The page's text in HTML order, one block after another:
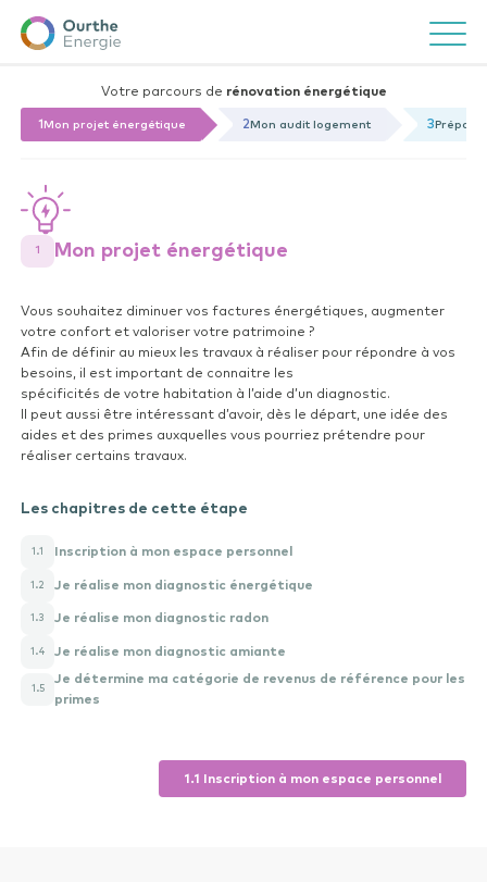
Ourthe
Energie Ouvrir/
Close
Un coup de pouce ?
Effectuez une recherche
Consultez notre FAQ
Votre parcours de rénovation énergétique
1 Mon projet énergétique 2 Mon audit logement 3
1 Mon projet énergétique
Vous souhaitez diminuer vos factures énergétiques, augmenter
votre confort et valoriser votre patrimoine ?
Afin de définir au mieux les travaux à réaliser pour répondre à vos
besoins, il est important de connaitre les
spécificités de votre habitation à l’aide d’un diagnostic.
Il peut aussi être intéressant d’avoir, dès le départ, une idée des
aides et des primes auxquelles vous pourriez prétendre pour
réaliser certains travaux.
Les chapitres de cette étape
1.1 Inscription à mon espace personnel
1.2 Je réalise mon diagnostic énergétique
1.3 Je réalise mon diagnostic radon
1.4 Je réalise mon diagnostic amiante
1.5
Je détermine ma catégorie de revenus de référence pour les
primes
1.1 Inscription à mon espace personnel
Nom de la tâche*
Commentaires
Faites glisser vos fichiers ou
Créer la tâche